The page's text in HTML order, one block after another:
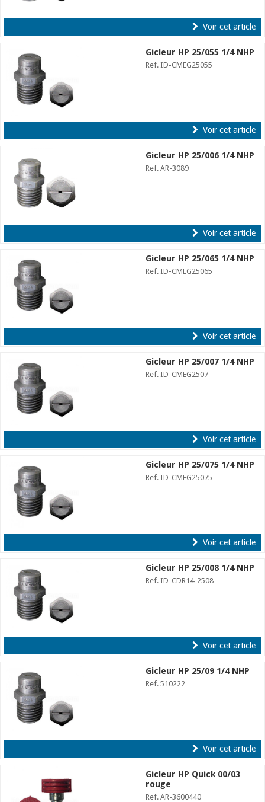
Voir cet article
Gicleur HP 25/055 1/4 NHP
Ref. ID-CMEG25055
Voir cet article
Gicleur HP 25/006 1/4 NHP
Ref. AR-3089
Voir cet article
Gicleur HP 25/065 1/4 NHP
Ref. ID-CMEG25065
Voir cet article
Gicleur HP 25/007 1/4 NHP
Ref. ID-CMEG2507
Voir cet article
Gicleur HP 25/075 1/4 NHP
Ref. ID-CMEG25075
Voir cet article
Gicleur HP 25/008 1/4 NHP
Ref. ID-CDR14-2508
Voir cet article
Gicleur HP 25/09 1/4 NHP
Ref. 510222
Voir cet article
Gicleur HP Quick 00/03
rouge
Ref. AR-3600440